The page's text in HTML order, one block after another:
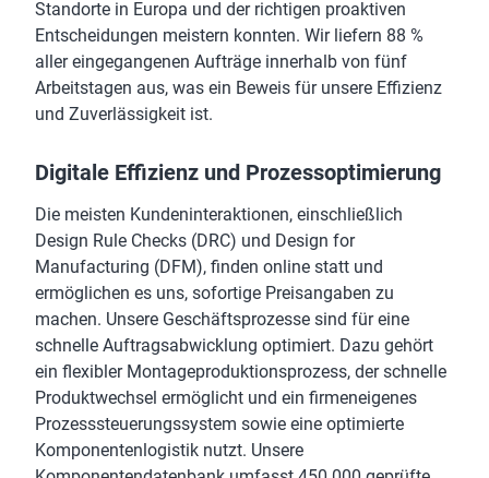
Standorte in Europa und der richtigen proaktiven
Entscheidungen meistern konnten. Wir liefern 88 %
aller eingegangenen Aufträge innerhalb von fünf
Arbeitstagen aus, was ein Beweis für unsere Effizienz
und Zuverlässigkeit ist.
Digitale Effizienz und Prozessoptimierung
Die meisten Kundeninteraktionen, einschließlich
Design Rule Checks (DRC) und Design for
Manufacturing (DFM), finden online statt und
ermöglichen es uns, sofortige Preisangaben zu
machen. Unsere Geschäftsprozesse sind für eine
schnelle Auftragsabwicklung optimiert. Dazu gehört
ein flexibler Montageproduktionsprozess, der schnelle
Produktwechsel ermöglicht und ein firmeneigenes
Prozesssteuerungssystem sowie eine optimierte
Komponentenlogistik nutzt. Unsere